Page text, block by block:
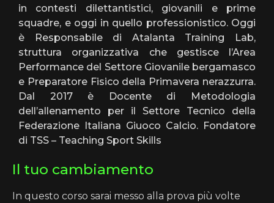
in contesti dilettantistici, giovanili e prime
squadre, e oggi in quello professionistico. Oggi
è Responsabile di Atalanta Training Lab,
struttura organizzativa che gestisce l’Area
Performance del Settore Giovanile bergamasco
e Preparatore Fisico della Primavera nerazzurra.
Dal 2017 è Docente di Metodologia
dell’allenamento per il Settore Tecnico della
Federazione Italiana Giuoco Calcio. Fondatore
di TSS – Teaching Sport Skills
Il tuo cambiamento
In questo corso sarai messo alla prova più volte